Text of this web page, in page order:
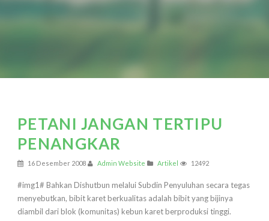
PETANI JANGAN TERTIPU
PENANGKAR
16 Desember 2008 Admin Website Artikel 12492
#img1# Bahkan Dishutbun melalui Subdin Penyuluhan secara tegas
menyebutkan, bibit karet berkualitas adalah bibit yang bijinya
diambil dari blok (komunitas) kebun karet berproduksi tinggi.